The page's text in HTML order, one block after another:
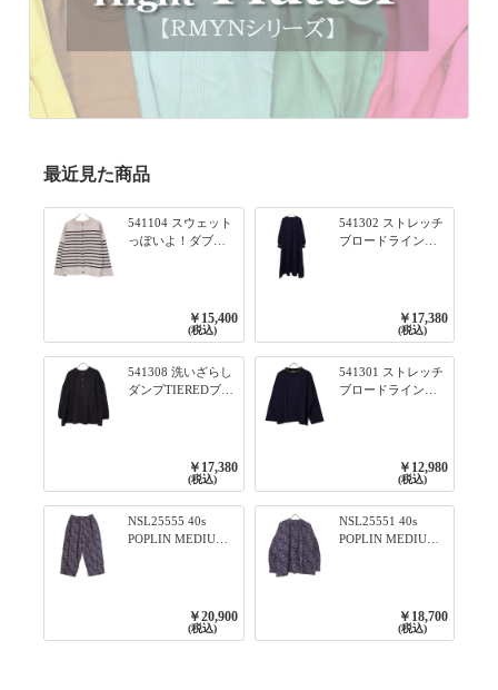
最近見た商品
541104 スウェット
っぽいよ！ダブル
プルオーバー 101オ
フベージュ×ネイビ
ー／レッド
￥15,400
(税込)
541302 ストレッチ
ブロードライン入
ワンピース 79ネイ
￥17,380
(税込)
541308 洗いざらし
ダンプTIEREDブシ
￥17,380
(税込)
541301 ストレッチ
ブロードライン入
リブプルオーバー
79ネイビー
￥12,980
(税込)
NSL25555 40s
POPLIN MEDIUM
￥20,900
(税込)
NSL25551 40s
POPLIN MEDIUM
3800NAVY BASE
￥18,700
(税込)